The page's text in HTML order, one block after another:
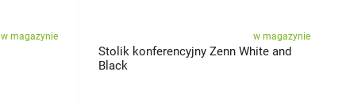
w magazynie w magazynie
Stolik konferencyjny Zenn White and
Black